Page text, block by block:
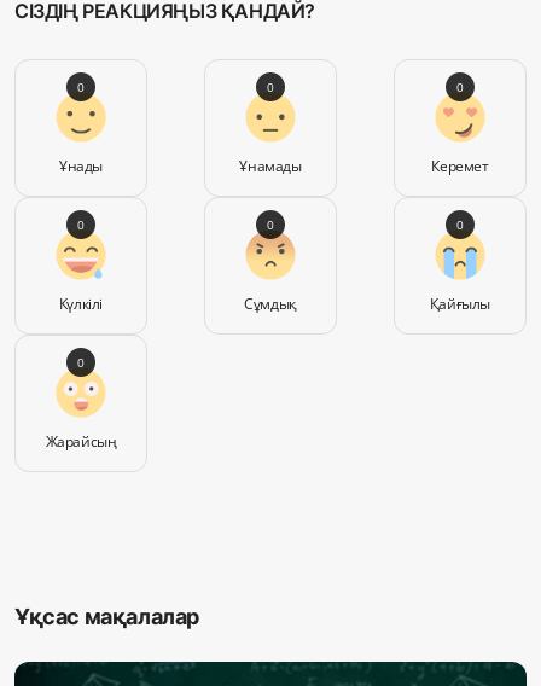
СІЗДІҢ РЕАКЦИЯҢЫЗ ҚАНДАЙ?
Ұнады
0
Ұнамады
0
Керемет
0
Күлкілі
0
Сұмдық
0
Қайғылы
0
Жарайсың
0
Ұқсас мақалалар